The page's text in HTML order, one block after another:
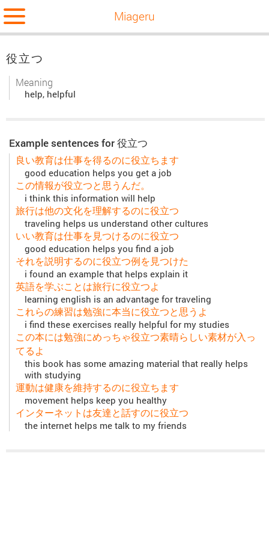
Miageru
役立つ
Meaning
help, helpful
Example sentences for 役立つ
良い教育は仕事を得るのに役立ちます
good education helps you get a job
この情報が役立つと思うんだ。
i think this information will help
旅行は他の文化を理解するのに役立つ
traveling helps us understand other cultures
いい教育は仕事を見つけるのに役立つ
good education helps you find a job
それを説明するのに役立つ例を見つけた
i found an example that helps explain it
英語を学ぶことは旅行に役立つよ
learning english is an advantage for traveling
これらの練習は勉強に本当に役立つと思うよ
i find these exercises really helpful for my studies
この本には勉強にめっちゃ役立つ素晴らしい素材が入っ
てるよ
this book has some amazing material that really helps
with studying
運動は健康を維持するのに役立ちます
movement helps keep you healthy
インターネットは友達と話すのに役立つ
the internet helps me talk to my friends